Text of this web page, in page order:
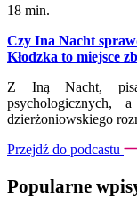
18 min.
Czy Ina Nacht
Kłodzka to miejsce
Z Iną Nacht,
psychologicznych,
dzierżoniowskiego
Przejdź do podcastu
Popularne